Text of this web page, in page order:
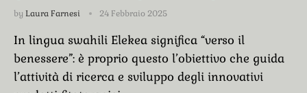
by Laura Farnesi 24 Febbraio 2025
In lingua swahili Elekea significa “verso il
benessere”: è proprio questo l’obiettivo che guida
l’attività di ricerca e sviluppo degli innovativi